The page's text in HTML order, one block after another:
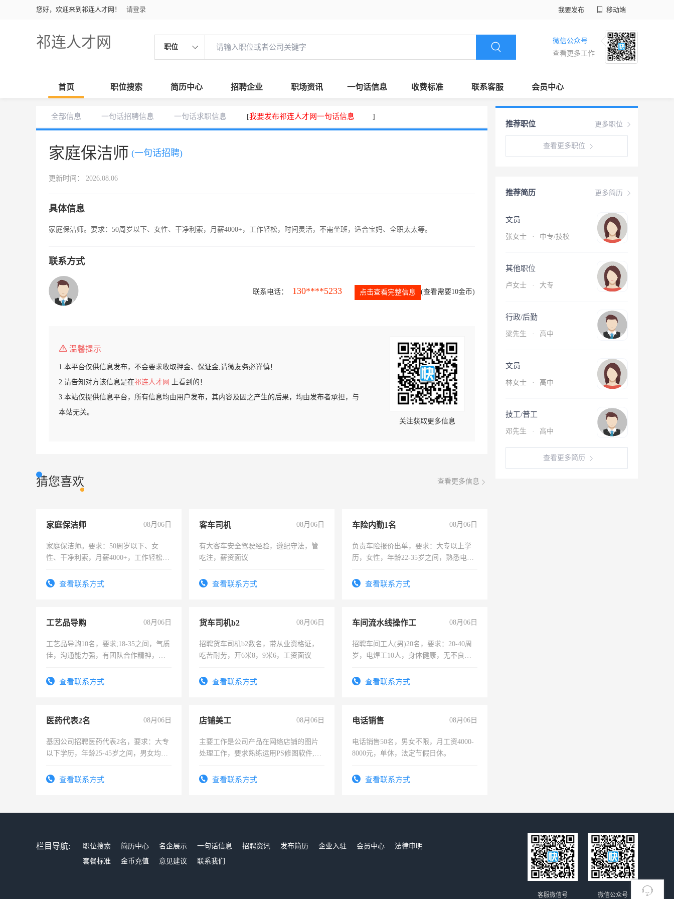
您好，欢迎来到祁连人才网！ 请登录 我要发布 移动端
祁连人才网 职位
微信公众号
查看更多工作
首页 职位搜索 简历中心 招聘企业 职场资讯 一句话信息 收费标准 联系客服 会员中心
全部信息 一句话招聘信息 一句话求职信息 [我要发布祁连人才网一句话信息 ]
家庭保洁师 (一句话招聘)
更新时间： 2026.08.06
具体信息
家庭保洁师。要求：50周岁以下、女性、干净利索，月薪4000+，工作轻松，时间灵活，不需坐班，适合宝妈、全职太太等。
联系方式
联系电话： 130****5233 点击查看完整信息 (查看需要10金币)
温馨提示
1.本平台仅供信息发布，不会要求收取押金、保证金,请微友务必谨慎！
2.请告知对方该信息是在祁连人才网
上看到的！
3.本站仅提供信息平台，所有信息均由用户发布，其内容及因之产生的后果，均由发布者承担，与
本站无关。
关注获取更多信息
猜您喜欢 查看更多信息
家庭保洁师 08月06日
家庭保洁师。要求：50周岁以下、女
性、干净利索，月薪4000+，工作轻松，
太太等。查看联系方式
客车司机 08月06日
有大客车安全驾驶经验，遵纪守法，管
吃注，薪资面议
查看联系方式
车险内勤1名 08月06日
负责车险报价出单，要求：大专以上学
历，女性，年龄22-35岁之间，熟悉电脑
试用期1-3个月，转正后交纳五险，
查看联系方式
工艺品导购 08月06日
工艺品导购10名，要求;18-35之间，气质
佳，沟通能力强，有团队合作精神，有
查看联系方式
货车司机b2 08月06日
招聘货车司机b2数名，带从业资格证，
吃苦耐劳，开6米8，9米6，工资面议
查看联系方式
车间流水线操作工 08月06日
招聘车间工人(男)20名，要求：20-40周
岁，电焊工10人，身体健康，无不良嗜
宿，免费发放劳保用品，两班倒，每月
查看联系方式
医药代表2名 08月06日
基因公司招聘医药代表2名，要求：大专
以下学历，年龄25-45岁之间，男女均
表或者有医学资质的优先，底薪+绩效，
查看联系方式
店铺美工 08月06日
主要工作是公司产品在网络店铺的图片
处理工作，要求熟练运用PS修图软件,工
查看联系方式
电话销售 08月06日
电话销售50名，男女不限，月工资4000-
8000元，单休，法定节假日休。
查看联系方式
更多职位
推荐职位
查看更多职位
更多简历
推荐简历
文员
张女士 · 中专/技校
其他职位
卢女士 · 大专
行政/后勤
梁先生 · 高中
文员
林女士 · 高中
技工/普工
邓先生 · 高中
查看更多简历
栏目导航: 职位搜索 简历中心 名企展示 一句话信息 招聘资讯 发布简历 企业入驻 会员中心
法律申明
套餐标准
金币充值 意见建议 联系我们
微信公众号
客服微信号